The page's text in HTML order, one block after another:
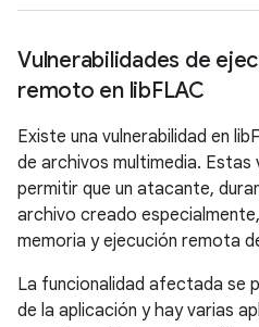
Vulnerabilidades de
remoto en libFLAC
Existe una vulnerabilidad en
de archivos multimedia. Estas
permitir que un atacante,
archivo creado
memoria y ejecución remota
La funcionalidad afectada se
de la aplicación y hay varias